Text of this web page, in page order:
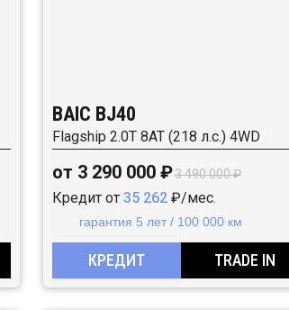
BAIC BJ40
Flagship 2.0T 8AT (218 л.с.) 4WD
от 3 290 000 ₽3 490 000 ₽
Кредит от 35 262₽/мес.
гарантия 5 лет / 100 000 км
КРЕДИТ TRADE IN